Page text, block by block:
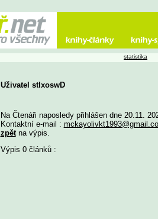
Uživatel stlxoswD
Na Čtenáři naposledy přihlášen dne 20.11.
Kontaktní e-mail :
zpětna výpis.
Výpis 0 článků :
statistika